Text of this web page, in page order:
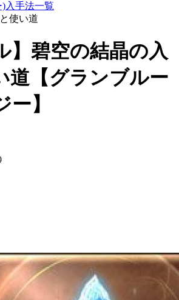
入手法一覧
使い道
】碧空の結晶の入
道【グランブルー
】